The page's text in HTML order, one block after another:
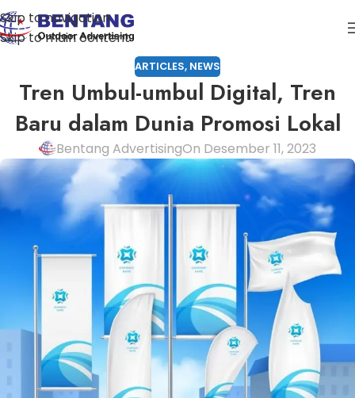
Skip to navigation
Skip to main content
ARTICLES, NEWS
Tren Umbul-umbul Digital, Tren
Baru dalam Dunia Promosi Lokal
Bentang AdvertisingOn Desember 11, 2023